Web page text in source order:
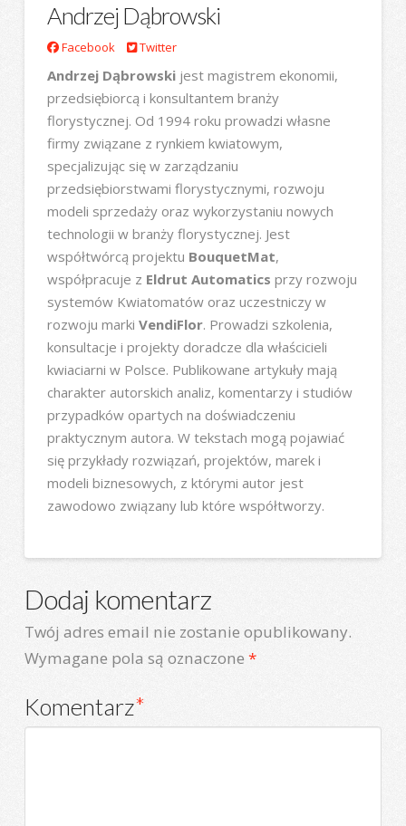
Andrzej Dąbrowski
Facebook Twitter
Andrzej Dąbrowskijest magistrem ekonomii,
przedsiębiorcą i konsultantem branży
florystycznej. Od 1994 roku prowadzi własne
firmy związane z rynkiem kwiatowym,
specjalizując się w zarządzaniu
przedsiębiorstwami florystycznymi, rozwoju
modeli sprzedaży oraz wykorzystaniu nowych
technologii w branży florystycznej. Jest
współtwórcą projektu BouquetMat,
współpracuje z Eldrut Automatics przy rozwoju
systemów Kwiatomatów oraz uczestniczy w
rozwoju marki VendiFlor. Prowadzi szkolenia,
konsultacje i projekty doradcze dla właścicieli
kwiaciarni w Polsce. Publikowane artykuły mają
charakter autorskich analiz, komentarzy i studiów
przypadków opartych na doświadczeniu
praktycznym autora. W tekstach mogą pojawiać
się przykłady rozwiązań, projektów, marek i
modeli biznesowych, z którymi autor jest
zawodowo związany lub które współtworzy.
Dodaj komentarz
Twój adres email nie zostanie opublikowany.
Wymagane pola są oznaczone *
Komentarz*